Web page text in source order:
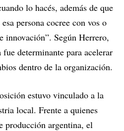
lo hacés, además de que
persona cocree con vos o
innovación”. Según Herrero,
determinante para acelerar
dentro de la organización.
estuvo vinculado a la
local. Frente a quienes
producción argentina, el